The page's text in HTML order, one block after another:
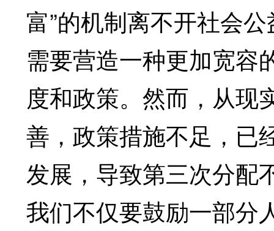
富”的机制离不开社会
需要营造一种更加宽容
度和政策。然而，从现
善，政策措施不足，已
发展，导致第三次分配
我们不仅要鼓励一部分